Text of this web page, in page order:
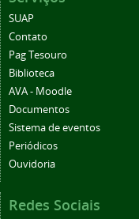
SUAP
Contato
Pag Tesouro
Biblioteca
AVA - Moodle
Documentos
Sistema de eventos
Periódicos
Ouvidoria
Redes Sociais